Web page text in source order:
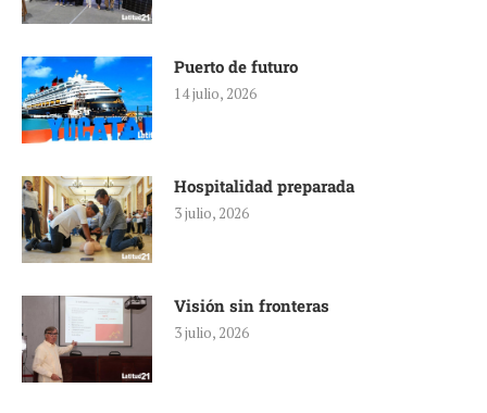
Puerto de futuro
14 julio, 2026
Hospitalidad preparada
3 julio, 2026
Visión sin fronteras
3 julio, 2026